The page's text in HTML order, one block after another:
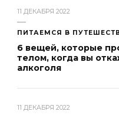
11 ДЕКАБРЯ 2022
ПИТАЕМСЯ В
6 вещей, которые
телом, когда вы
алкоголя
11 ДЕКАБРЯ 2022